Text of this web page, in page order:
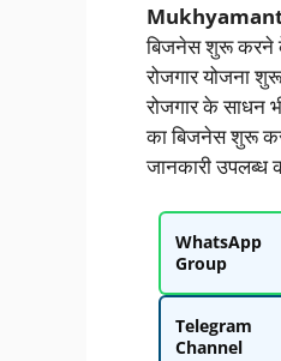
बिजनेस शुरू करने के
रोजगार योजना
रोजगार के साधन
का बिजनेस शुरू
जानकारी उपलब्ध
WhatsApp
Group
Telegram
Channel